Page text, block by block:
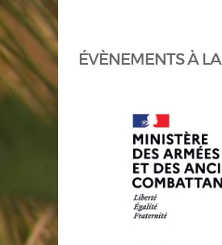
ÉVÈNEMENTS À